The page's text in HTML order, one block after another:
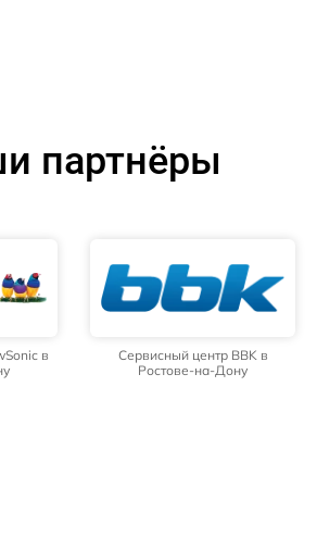
партнёры
в
Сервисный центр BBK в
Ростове-на-Дону